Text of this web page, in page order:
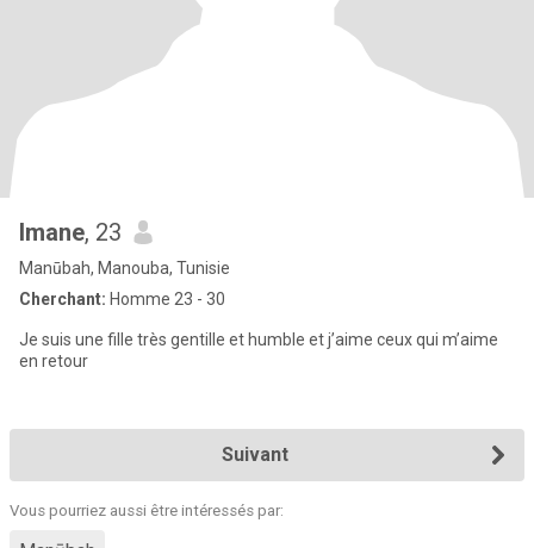
Imane, 23
Manūbah, Manouba, Tunisie
Cherchant: Homme 23 - 30
Je suis une fille très gentille et humble et j’aime ceux qui m’aime
en retour
Suivant
Vous pourriez aussi être intéressés par: